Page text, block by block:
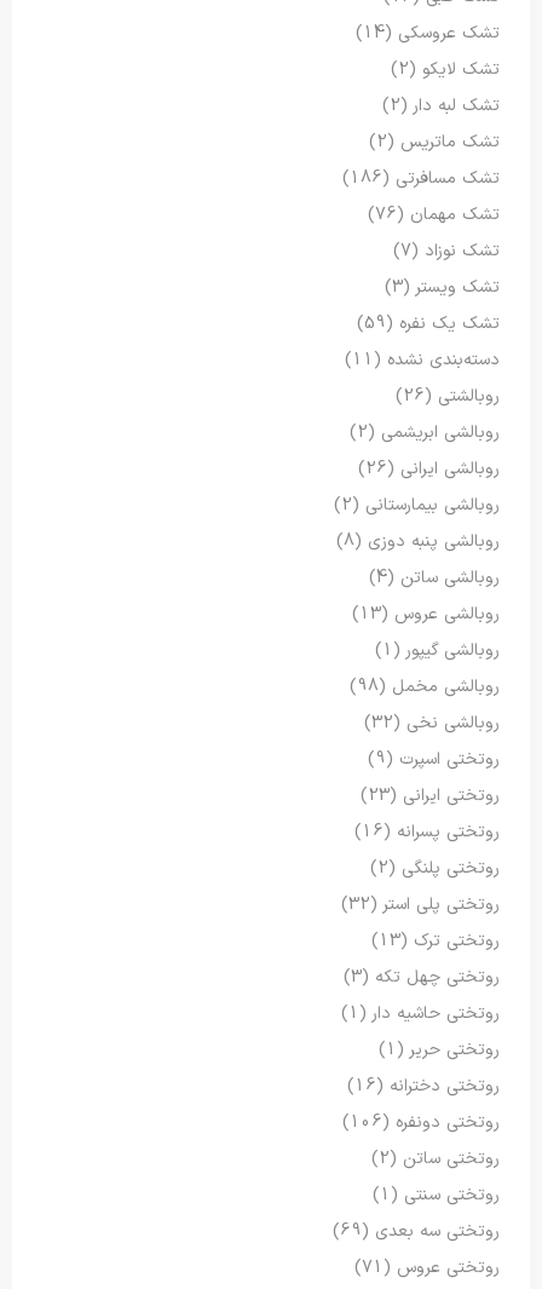
تشک عروسکی (14)
تشک لایکو (2)
تشک لبه دار (2)
تشک ماتریس (2)
تشک مسافرتی (186)
تشک مهمان (76)
تشک نوزاد (7)
تشک ویستر (3)
تشک یک نفره (59)
دسته‌بندی نشده (11)
روبالشتی (26)
روبالشی ابریشمی (2)
روبالشی ایرانی (26)
روبالشی بیمارستانی (2)
روبالشی پنبه دوزی (8)
روبالشی ساتن (4)
روبالشی عروس (13)
روبالشی گیپور (1)
روبالشی مخمل (98)
روبالشی نخی (32)
روتختی اسپرت (9)
روتختی ایرانی (23)
روتختی پسرانه (16)
روتختی پلنگی (2)
روتختی پلی استر (32)
روتختی ترک (13)
روتختی چهل تکه (3)
روتختی حاشیه دار (1)
روتختی حریر (1)
روتختی دخترانه (16)
روتختی دونفره (106)
روتختی ساتن (2)
روتختی سنتی (1)
روتختی سه بعدی (69)
روتختی عروس (71)